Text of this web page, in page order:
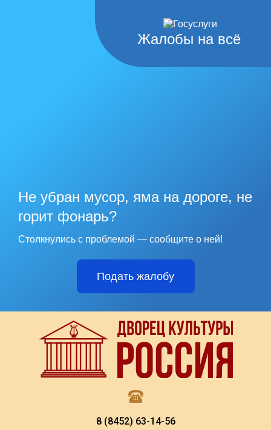
Жалобы на всё
Не убран мусор, яма на дороге, не
горит фонарь?
Столкнулись с проблемой — сообщите о ней!
Подать жалобу
8 (8452) 63-14-56